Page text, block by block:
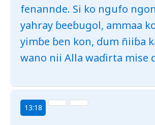
fenannde. Si ko ngufo
yahray ɓeeɓugol, ammaa
yimɓe ɓen kon, ɗum ñiiɓa
wano nii Alla waɗirta mise
13:18